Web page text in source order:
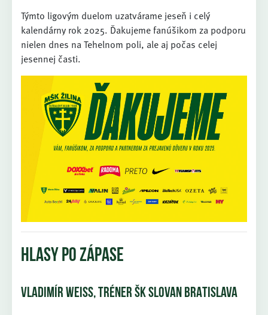
Týmto ligovým duelom uzatvárame jeseň i celý
kalendárny rok 2025. Ďakujeme fanúšikom za podporu
nielen dnes na Tehelnom poli, ale aj počas celej
jesennej časti.
HLASY PO ZÁPASE
VLADIMÍR WEISS, TRÉNER ŠK SLOVAN BRATISLAVA